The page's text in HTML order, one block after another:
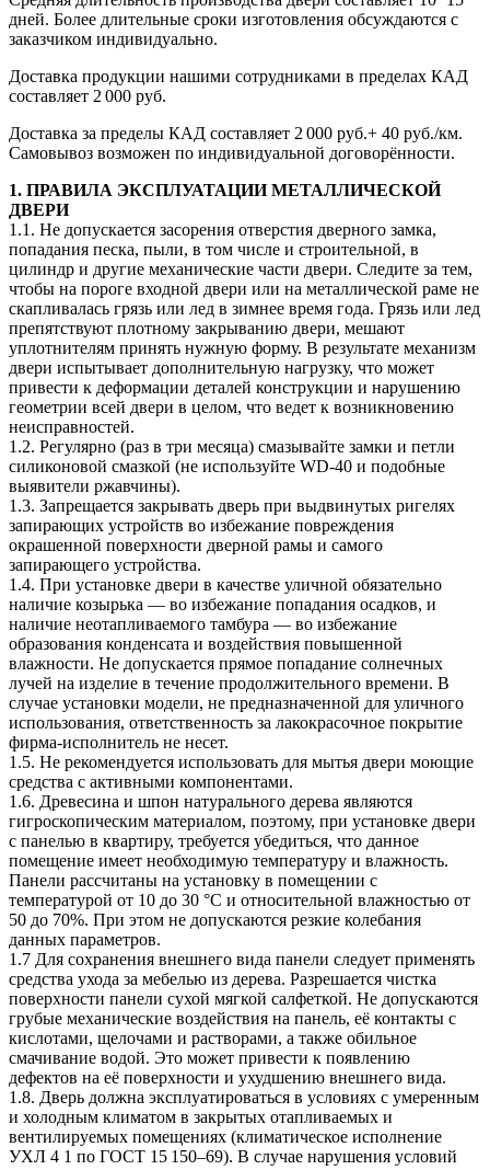
дней. Более длительные сроки изготовления обсуждаются с
заказчиком индивидуально.
Доставка продукции нашими сотрудниками в пределах КАД
составляет 2 000 руб.
Доставка за пределы КАД составляет 2 000 руб.+ 40 руб./км.
Самовывоз возможен по индивидуальной договорённости.
1. ПРАВИЛА ЭКСПЛУАТАЦИИ МЕТАЛЛИЧЕСКОЙ
ДВЕРИ
1.1. Не допускается засорения отверстия дверного замка,
попадания песка, пыли, в том числе и строительной, в
цилиндр и другие механические части двери. Следите за тем,
чтобы на пороге входной двери или на металлической раме не
скапливалась грязь или лед в зимнее время года. Грязь или лед
препятствуют плотному закрыванию двери, мешают
уплотнителям принять нужную форму. В результате механизм
двери испытывает дополнительную нагрузку, что может
привести к деформации деталей конструкции и нарушению
геометрии всей двери в целом, что ведет к возникновению
неисправностей.
1.2. Регулярно (раз в три месяца) смазывайте замки и петли
силиконовой смазкой (не используйте WD-40 и подобные
выявители ржавчины).
1.3. Запрещается закрывать дверь при выдвинутых ригелях
запирающих устройств во избежание повреждения
окрашенной поверхности дверной рамы и самого
запирающего устройства.
1.4. При установке двери в качестве уличной обязательно
наличие козырька — во избежание попадания осадков, и
наличие неотапливаемого тамбура — во избежание
образования конденсата и воздействия повышенной
влажности. Не допускается прямое попадание солнечных
лучей на изделие в течение продолжительного времени. В
случае установки модели, не предназначенной для уличного
использования, ответственность за лакокрасочное покрытие
фирма-исполнитель не несет.
1.5. Не рекомендуется использовать для мытья двери моющие
средства с активными компонентами.
1.6. Древесина и шпон натурального дерева являются
гигроскопическим материалом, поэтому, при установке двери
с панелью в квартиру, требуется убедиться, что данное
помещение имеет необходимую температуру и влажность.
Панели рассчитаны на установку в помещении с
температурой от 10 до 30 °C и относительной влажностью от
50 до 70%. При этом не допускаются резкие колебания
данных параметров.
1.7 Для сохранения внешнего вида панели следует применять
средства ухода за мебелью из дерева. Разрешается чистка
поверхности панели сухой мягкой салфеткой. Не допускаются
грубые механические воздействия на панель, её контакты с
кислотами, щелочами и растворами, а также обильное
смачивание водой. Это может привести к появлению
дефектов на её поверхности и ухудшению внешнего вида.
1.8. Дверь должна эксплуатироваться в условиях с умеренным
и холодным климатом в закрытых отапливаемых и
вентилируемых помещениях (климатическое исполнение
УХЛ 4 1 по ГОСТ 15 150–69). В случае нарушения условий